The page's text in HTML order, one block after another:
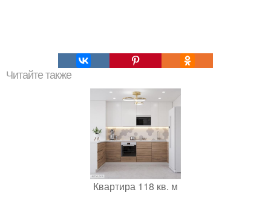
Читайте также
Квартира 118 кв. м